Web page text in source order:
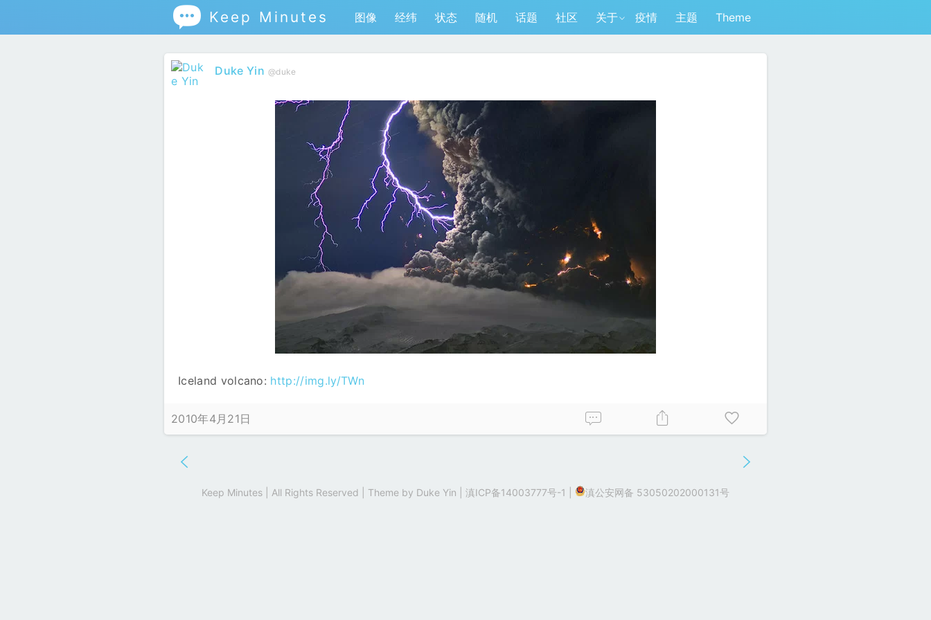
 Keep Minutes 图像 经纬 状态 随机 话题 社区 关于 疫情 主题 Theme
Duke Yin @duke
Iceland volcano: http://img.ly/TWn
2010年4月21日
Keep Minutes | All Rights Reserved | Theme by Duke Yin 滇ICP备14003777号-1 滇公安网备 53050202000131号